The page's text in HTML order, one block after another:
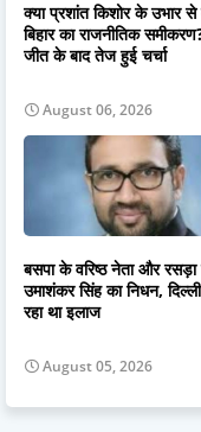
क्या प्रशांत किशोर के उभार से
बिहार का राजनीतिक
जीत के बाद तेज हुई चर्चा
August 06, 2026
बसपा के वरिष्ठ नेता और रसड़ा
उमाशंकर सिंह का निधन,
रहा था इलाज
August 05, 2026